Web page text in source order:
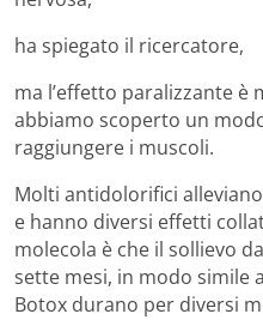
ha spiegato il ricercatore,
ma l’effetto paralizzante
abbiamo scoperto un
raggiungere i muscoli.
Molti antidolorifici
e hanno diversi effetti
molecola è che il sollievo
sette mesi, in modo simile
Botox durano per diversi